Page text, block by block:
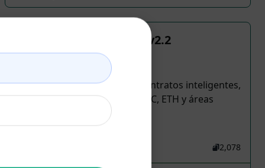
Experto en Blockchain v2.2
Responde preguntas sobre contratos inteligentes,
criptomonedas, Web3, NFT, BTC, ETH y áreas
2,078